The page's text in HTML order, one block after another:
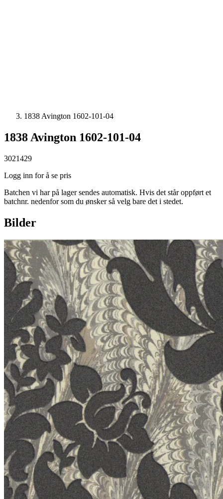
1838 Avington 1602-101-04
1838 Avington 1602-101-04
3021429
Logg inn for å se pris
Batchen vi har på lager sendes automatisk. Hvis det står oppført et
batchnr. nedenfor som du ønsker så velg bare det i stedet.
Bilder